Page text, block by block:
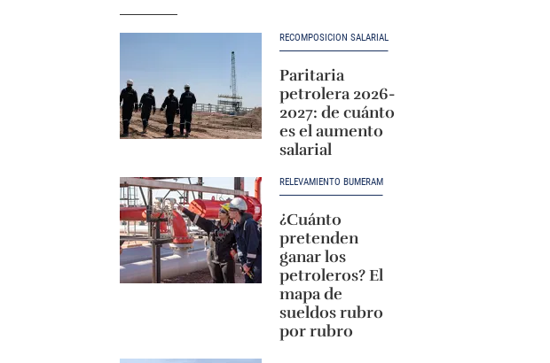
RECOMPOSICIÓN SALARIAL
Paritaria
petrolera 2026-
2027: de cuánto
es el aumento
salarial
RELEVAMIENTO BUMERAM
¿Cuánto
pretenden
ganar los
petroleros? El
mapa de
sueldos rubro
por rubro